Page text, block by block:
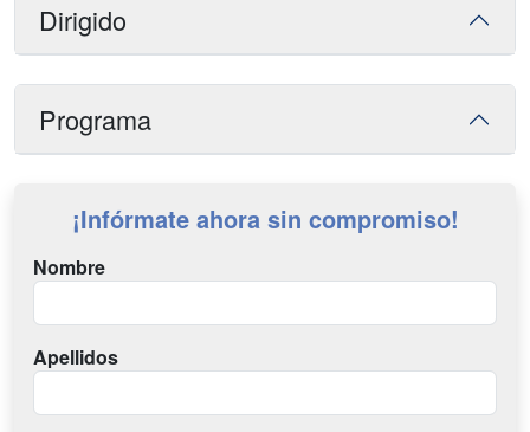
Dirigido
Programa
¡Infórmate ahora sin compromiso!
Nombre
Apellidos